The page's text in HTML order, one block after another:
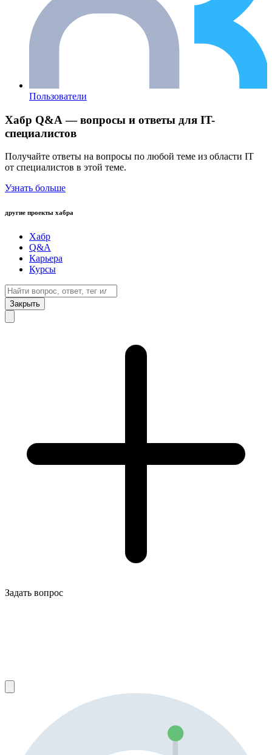
Пользователи
Хабр Q&A — вопросы и ответы для IT-
специалистов
Получайте ответы на вопросы по любой теме из области IT
от специалистов в этой теме.
Узнать больше
другие проекты хабра
Хабр
Q&A
Карьера
Курсы
Закрыть
Задать вопрос